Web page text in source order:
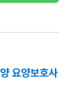
요양보호사